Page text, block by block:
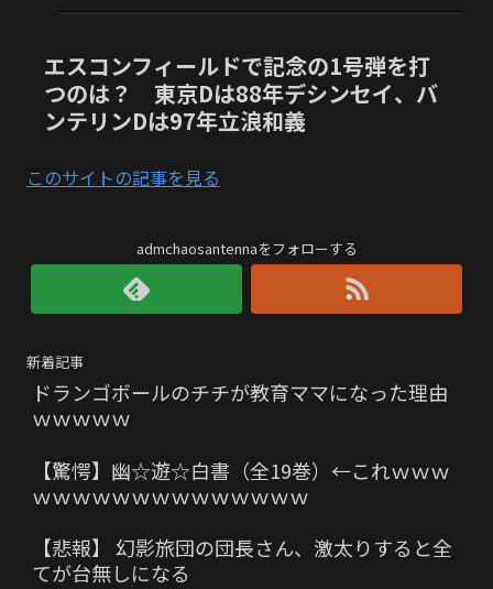
エスコンフィールドで記念の1号弾を打
つのは？ 東京Dは88年デシンセイ、バ
ンテリンDは97年立浪和義
このサイトの記事を見る
admchaosantennaをフォローする
新着記事
ドランゴボールのチチが教育ママになった理由
ｗｗｗｗｗ
【驚愕】幽☆遊☆白書（全19巻）←これｗｗｗ
ｗｗｗｗｗｗｗｗｗｗｗｗｗｗ
【悲報】 幻影旅団の団長さん、激太りすると全
てが台無しになる